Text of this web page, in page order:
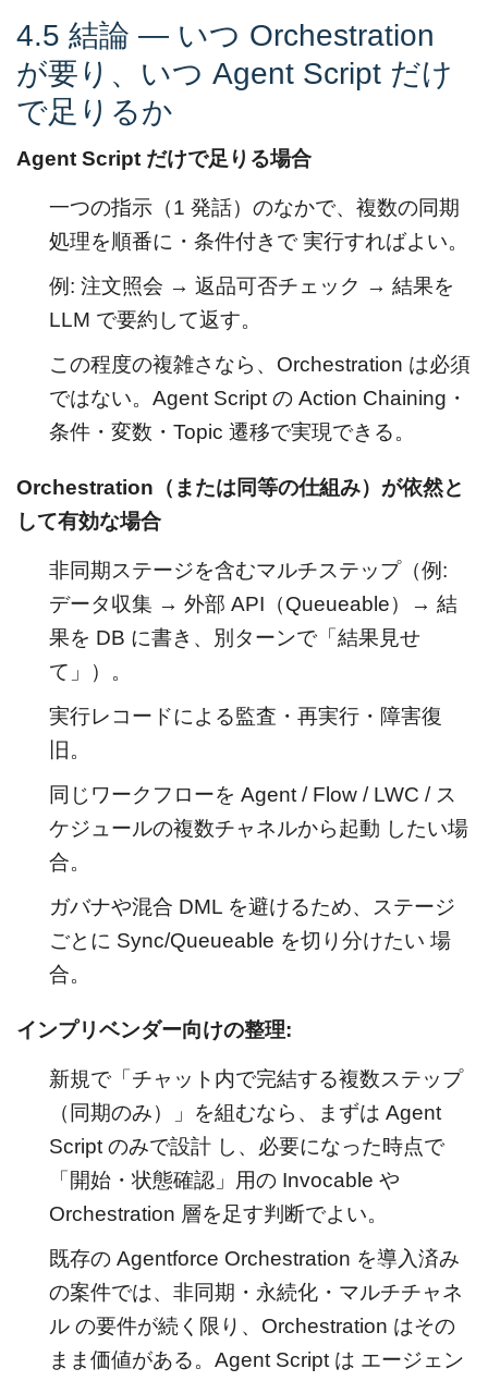
4.5 結論 — いつ Orchestration
が要り、いつ Agent Script だけ
で足りるか
Agent Script だけで足りる場合
一つの指示（1 発話）のなかで、複数の同期
処理を順番に・条件付きで 実行すればよい。
例: 注文照会 → 返品可否チェック → 結果を
LLM で要約して返す。
この程度の複雑さなら、Orchestration は必須
ではない。Agent Script の Action Chaining・
条件・変数・Topic 遷移で実現できる。
Orchestration（または同等の仕組み）が依然と
して有効な場合
非同期ステージを含むマルチステップ（例:
データ収集 → 外部 API（Queueable）→ 結
果を DB に書き、別ターンで「結果見せ
て」）。
実行レコードによる監査・再実行・障害復
旧。
同じワークフローを Agent / Flow / LWC / ス
ケジュールの複数チャネルから起動 したい場
合。
ガバナや混合 DML を避けるため、ステージ
ごとに Sync/Queueable を切り分けたい 場
合。
インプリベンダー向けの整理:
新規で「チャット内で完結する複数ステップ
（同期のみ）」を組むなら、まずは Agent
Script のみで設計 し、必要になった時点で
「開始・状態確認」用の Invocable や
Orchestration 層を足す判断でよい。
既存の Agentforce Orchestration を導入済み
の案件では、非同期・永続化・マルチチャネ
ル の要件が続く限り、Orchestration はその
まま価値がある。Agent Script は エージェン